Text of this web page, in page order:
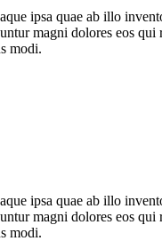
ipsa quae ab illo
magni dolores eos qui
modi.
ipsa quae ab illo
magni dolores eos qui
modi.